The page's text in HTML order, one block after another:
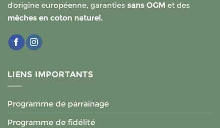
d’origine européenne, garanties sans OGM et des
mèches en coton naturel.
LIENS IMPORTANTS
Programme de parrainage
Programme de fidélité